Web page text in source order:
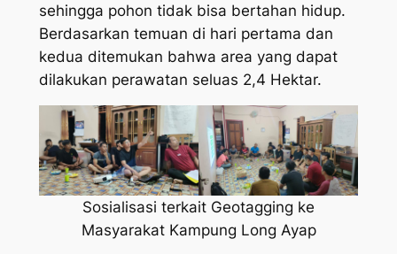
sehingga pohon tidak bisa bertahan hidup.
Berdasarkan temuan di hari pertama dan
kedua ditemukan bahwa area yang dapat
dilakukan perawatan seluas 2,4 Hektar.
Sosialisasi terkait Geotagging ke
Masyarakat Kampung Long Ayap